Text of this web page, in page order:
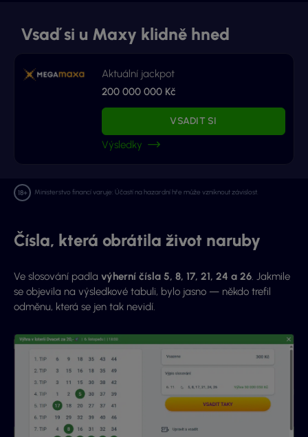
Vsaď si u Maxy klidně hned
Aktuální jackpot
200 000 000 Kč
VSADIT SI
Výsledky
Ministerstvo financí varuje: Účastí na hazardní hře může vzniknout závislost.
Čísla, která obrátila život naruby
Ve slosování padla výherní čísla 5, 8, 17, 21, 24 a 26. Jakmile
se objevila na výsledkové tabuli, bylo jasno — někdo trefil
odměnu, která se jen tak nevidí.